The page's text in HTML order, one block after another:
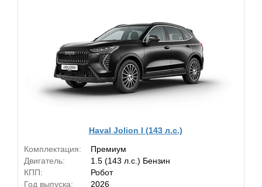
Haval Jolion I (143 л.с.)
Комплектация:
Премиум
Двигатель:
1.5 (143 л.с.) Бензин
КПП:
Робот
Год выпуска:
2026